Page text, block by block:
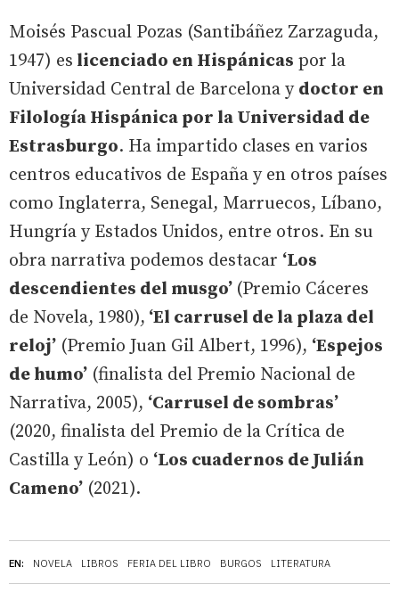
EN: NOVELA LIBROS FERIA DEL LIBRO BURGOS LITERATURA
Moisés Pascual Pozas (Santibáñez Zarzaguda,
1947) es licenciado en Hispánicas por la
Universidad Central de Barcelona y doctor en
Filología Hispánica por la Universidad de
Estrasburgo. Ha impartido clases en varios
centros educativos de España y en otros países
como Inglaterra, Senegal, Marruecos, Líbano,
Hungría y Estados Unidos, entre otros. En su
obra narrativa podemos destacar ‘Los
descendientes del musgo’ (Premio Cáceres
de Novela, 1980), ‘El carrusel de la plaza del
reloj’ (Premio Juan Gil Albert, 1996), ‘Espejos
de humo’ (finalista del Premio Nacional de
Narrativa, 2005), ‘Carrusel de sombras’
(2020, finalista del Premio de la Crítica de
Castilla y León) o ‘Los cuadernos de Julián
Cameno’ (2021).